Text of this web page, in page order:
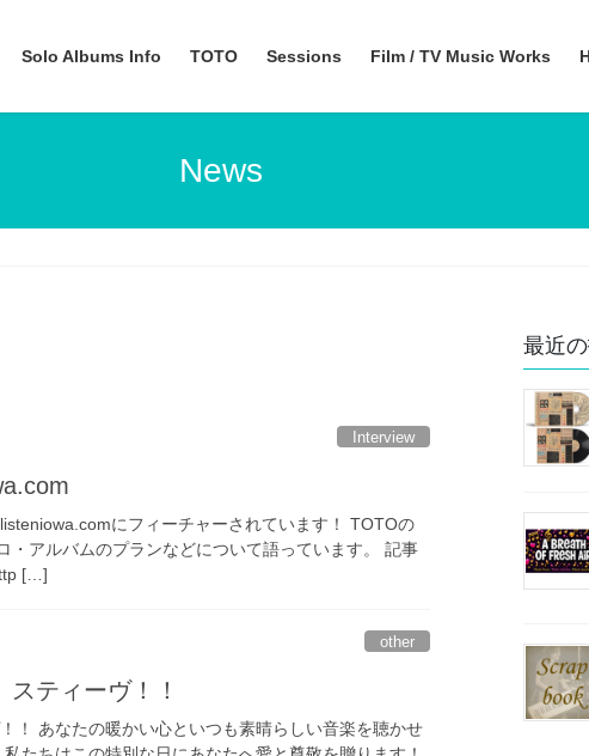
Solo Albums Info TOTO Sessions Film / TV Music Works
News
Interview
にフィーチャーされています！ TOTOの
・アルバムのプランなどについて語っています。 記事
[…]
other
ティーヴ！！
！ あなたの暖かい心といつも素晴らしい音楽を聴かせ
最近